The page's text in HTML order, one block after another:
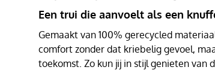
Een trui die aanvoelt als een
Gemaakt van 100% gerecycled
comfort zonder dat kriebelig gevoel,
toekomst. Zo kun jij in stijl genieten van